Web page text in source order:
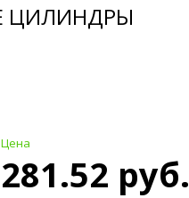
ЦИЛИНДРЫ
Цена
281.52 руб.